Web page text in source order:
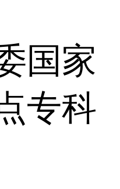
国家
专科